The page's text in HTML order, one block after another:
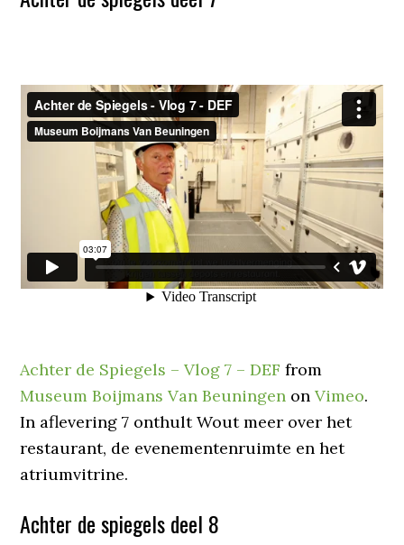
Achter de Spiegels – Vlog 7 – DEF from
Museum Boijmans Van Beuningen onVimeo.
In aflevering 7 onthult Wout meer over het
restaurant, de evenementenruimte en het
atriumvitrine.
Achter de spiegels deel 8